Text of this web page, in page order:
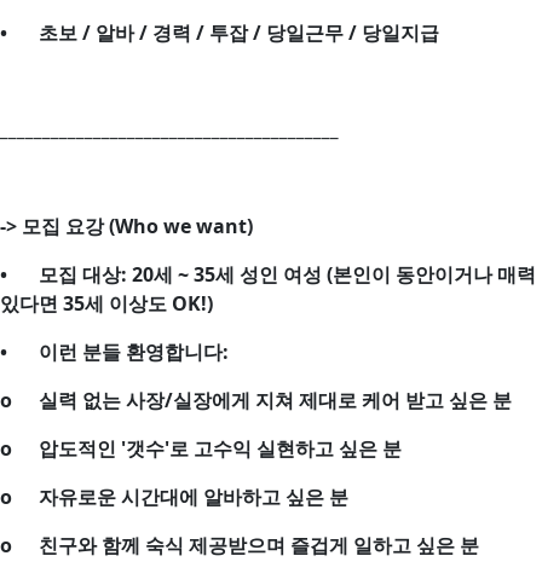
•
초보 / 알바 / 경력 / 투잡 / 당일근무 / 당일지급
-> 모집 요강 (Who we want)
•
모집 대상: 20세 ~ 35세 성인 여성 (본인이 동안이거나 매력
있다면 35세 이상도 OK!)
•
이런 분들 환영합니다:
o
실력 없는 사장/실장에게 지쳐 제대로 케어 받고 싶은 분
o
압도적인 '갯수'로 고수익 실현하고 싶은 분
o
자유로운 시간대에 알바하고 싶은 분
o
친구와 함께 숙식 제공받으며 즐겁게 일하고 싶은 분